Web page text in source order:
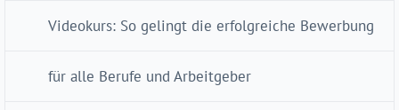
Videokurs: So gelingt die erfolgreiche Bewerbung
für alle Berufe und Arbeitgeber